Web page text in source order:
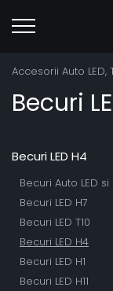
Accesorii Auto
Becuri
Becuri LED H4
Becuri Auto LED
Becuri LED H7
Becuri LED T10
Becuri LED H4
Becuri LED H1
Becuri LED H11